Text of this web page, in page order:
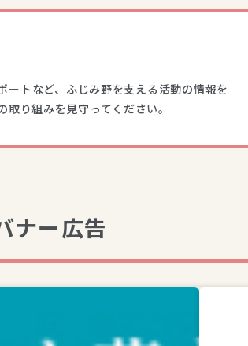
ートなど、ふじみ野を支える活動の情報を
り組みを見守ってください。
ナー広告